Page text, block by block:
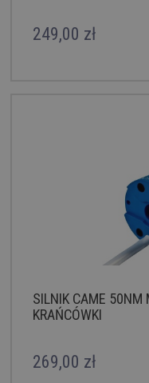
249,00 zł
SILNIK CAME 50NM
KRAŃCÓWKI
269,00 zł